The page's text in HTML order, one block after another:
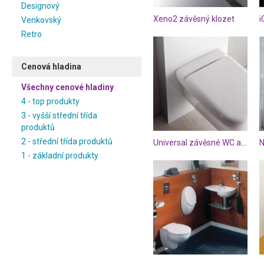
Designový
Venkovský
Retro
Cenová hladina
Všechny cenové hladiny
4 - top produkty
3 - vyšší střední třída
produktů
2 - střední třída produktů
1 - základní produkty
Xeno2 závěsný klozet